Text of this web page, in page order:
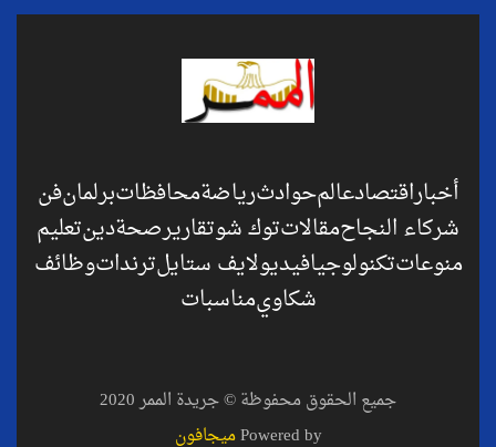
أخباراقتصادعالمحوادثرياضةمحافظاتبرلمانفن
شركاء النجاحمقالاتتوك شوتقاريرصحةدينتعليم
منوعاتتكنولوجيافيديولايف ستايلترنداتوظائف
شكاويمناسبات
جميع الحقوق محفوظة © جريدة الممر 2020
Powered byميجافون